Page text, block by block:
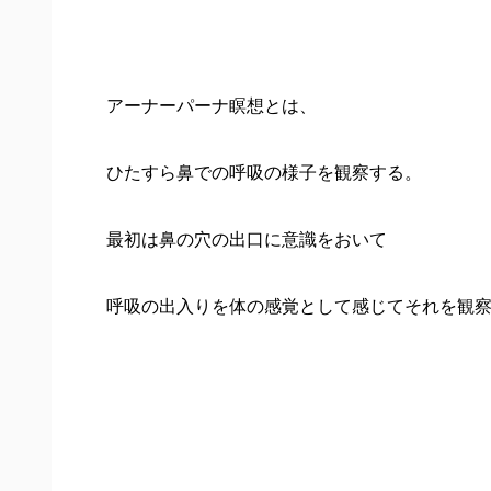
アーナーパーナ瞑想とは、
ひたすら鼻での呼吸の様子を観察する。
最初は鼻の穴の出口に意識をおいて
呼吸の出入りを体の感覚として感じてそれを観